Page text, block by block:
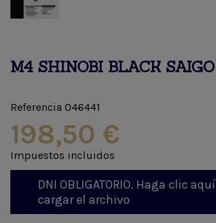
M4 SHINOBI BLACK
Referencia 046441
198,50 €
Impuestos incluidos
DNI OBLIGATORIO. Haga clic
cargar el archivo